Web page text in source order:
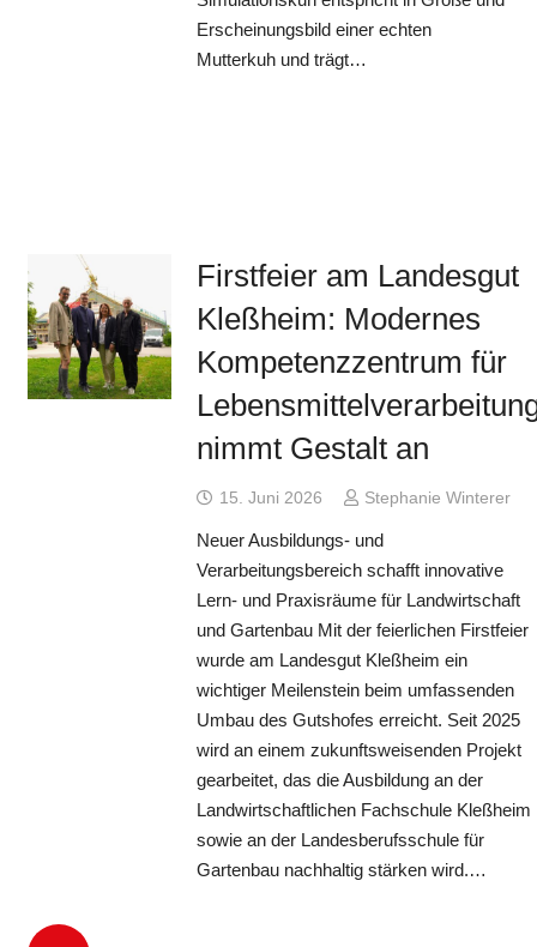
Erscheinungsbild einer echten
Mutterkuh und trägt…
Firstfeier am Landesgut
Kleßheim: Modernes
Kompetenzzentrum für
nimmt Gestalt an
15. Juni 2026 Stephanie Winterer
Neuer Ausbildungs- und
Verarbeitungsbereich schafft innovative
Lern- und Praxisräume für Landwirtschaft
und Gartenbau Mit der feierlichen Firstfeier
wurde am Landesgut Kleßheim ein
wichtiger Meilenstein beim umfassenden
Umbau des Gutshofes erreicht. Seit 2025
wird an einem zukunftsweisenden Projekt
gearbeitet, das die Ausbildung an der
Landwirtschaftlichen Fachschule Kleßheim
sowie an der Landesberufsschule für
Gartenbau nachhaltig stärken wird.…